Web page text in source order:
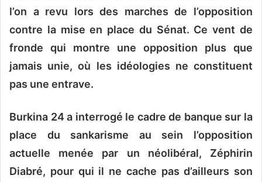
l’on a revu lors des marches de l’opposition
contre la mise en place du Sénat. Ce vent de
fronde qui montre une opposition plus que
jamais unie, où les idéologies ne constituent
pas une entrave.
Burkina 24 a interrogé le cadre de banque sur la
place du sankarisme au sein l’opposition
actuelle menée par un néolibéral, Zéphirin
Diabré, pour qui il ne cache pas d’ailleurs son